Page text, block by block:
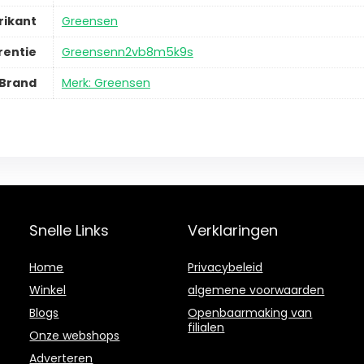
Greensen
Greensenn2vb8m5k9s
Merk: Greensen
Snelle Links
Home
Winkel
Blogs
Onze webshops
Adverteren
Verklaringen
Privacybeleid
algemene voorwaarden
Openbaarmaking van
filialen